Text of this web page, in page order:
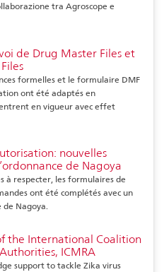
tra Agroscope e
de Drug Master Files et
formelles et le formulaire DMF
ont été adaptés en
en vigueur avec effet
nouvelles
de Nagoya
à respecter, les formulaires de
ont été complétés avec un
de Nagoya.
the International Coalition
ICMRA
support to tackle Zika virus